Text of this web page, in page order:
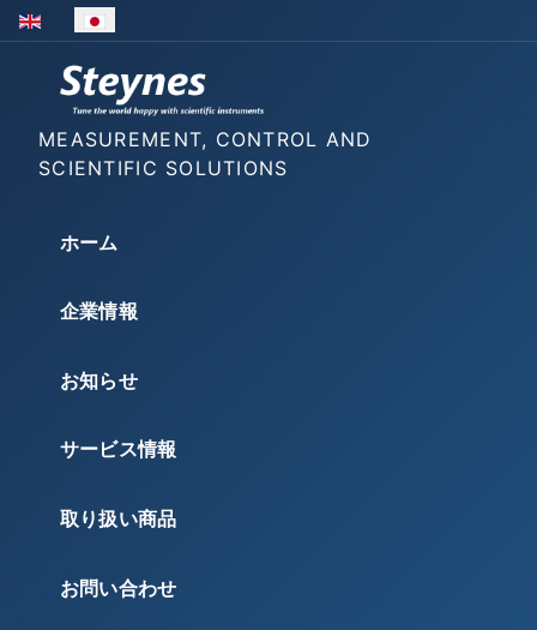
あなたが使う言語を選んでください
MEASUREMENT, CONTROL AND
SCIENTIFIC SOLUTIONS
ホーム
企業情報
お知らせ
サービス情報
取り扱い商品
お問い合わせ